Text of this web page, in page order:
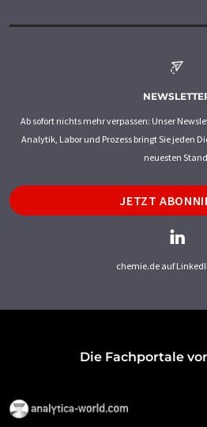
Ab sofort nichts mehr verpassen: Unser
Analytik, Labor und Prozess bringt Sie jeden
neuesten
JETZT
chemie.de auf
Die Fachportale